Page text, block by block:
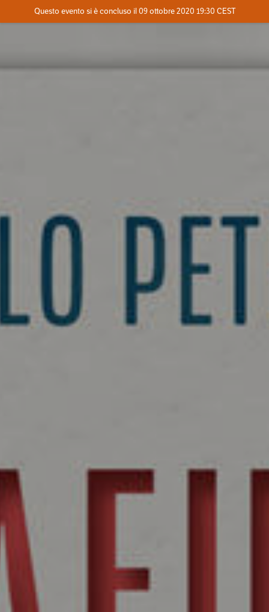
Dove
Questo evento si è concluso il 09 ottobre 2020 19:30 CEST